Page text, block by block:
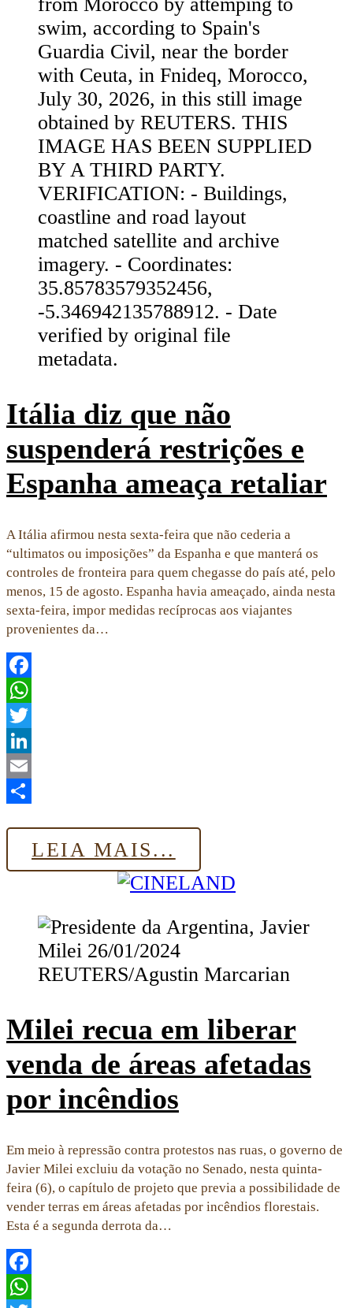
Itália diz que não
suspenderá restrições e
Espanha ameaça retaliar
A Itália afirmou nesta sexta-feira que não cederia a
“ultimatos ou imposições” da Espanha e que manterá os
controles de fronteira para quem chegasse do país até, pelo
menos, 15 de agosto. Espanha havia ameaçado, ainda nesta
sexta-feira, impor medidas recíprocas aos viajantes
provenientes da…
Facebook
WhatsApp
Twitter
LinkedIn
Email
LEIA MAIS...
Milei recua em liberar
venda de áreas afetadas
por incêndios
Em meio à repressão contra protestos nas ruas, o governo de
Javier Milei excluiu da votação no Senado, nesta quinta-
feira (6), o capítulo de projeto que previa a possibilidade de
vender terras em áreas afetadas por incêndios florestais.
Esta é a segunda derrota da…
Facebook